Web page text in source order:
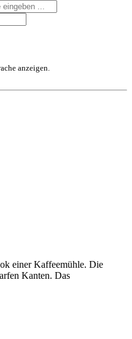
anzeigen.
einer Kaffeemühle. Die
Kanten. Das